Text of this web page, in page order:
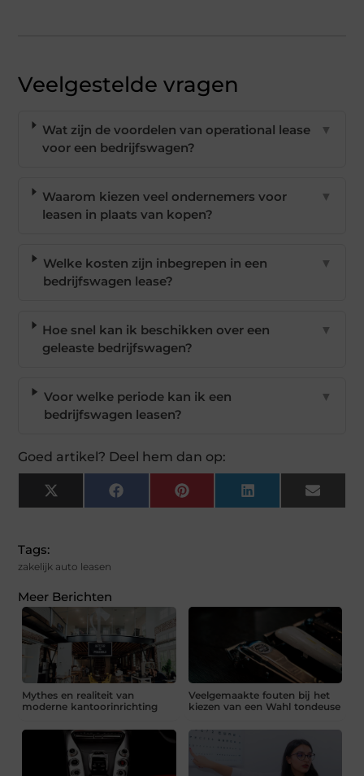
Veelgestelde vragen
Wat zijn de voordelen van operational lease
voor een bedrijfswagen?
▼
Waarom kiezen veel ondernemers voor
leasen in plaats van kopen?
▼
Welke kosten zijn inbegrepen in een
bedrijfswagen lease?
▼
Hoe snel kan ik beschikken over een
geleaste bedrijfswagen?
▼
Voor welke periode kan ik een
bedrijfswagen leasen?
▼
Goed artikel? Deel hem dan op:
X
(Twitter)
FacebookPinterest LinkedIn Email
Tags:
zakelijk auto leasen
Meer Berichten
Mythes en realiteit van
moderne kantoorinrichting
Veelgemaakte fouten bij het
kiezen van een Wahl tondeuse